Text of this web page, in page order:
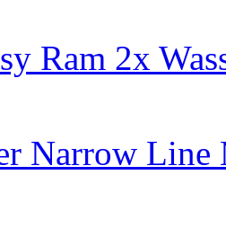
Ram 2x
Narrow